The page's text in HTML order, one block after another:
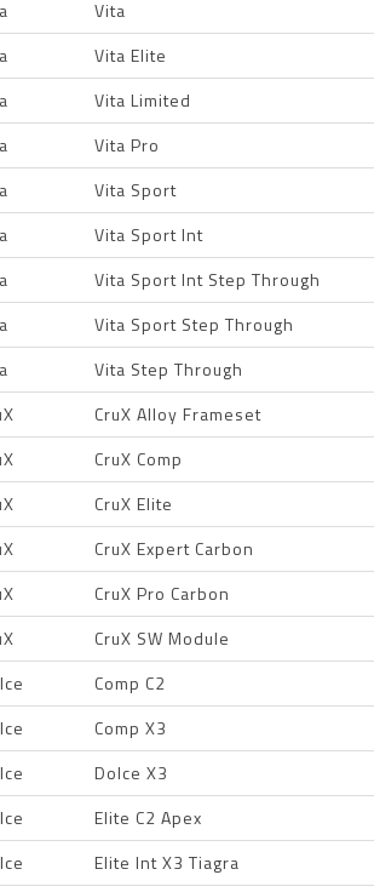
Vita
Vita Elite
Vita Limited
Vita Pro
Vita Sport
Vita Sport Int
Vita Sport Int Step Through
Vita Sport Step Through
Vita Step Through
CruX Alloy Frameset
CruX Comp
CruX Elite
CruX Expert Carbon
CruX Pro Carbon
CruX SW Module
Comp C2
Comp X3
Dolce X3
Elite C2 Apex
Elite Int X3 Tiagra